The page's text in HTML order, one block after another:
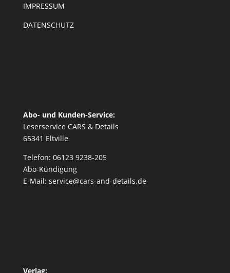
IMPRESSUM
DATENSCHUTZ
Abo- und Kunden-Service:
Leserservice CARS & Details
65341 Eltville
Telefon: 06123 9238-205
Abo-Kündigung
E-Mail: service@cars-and-details.de
Verlag: